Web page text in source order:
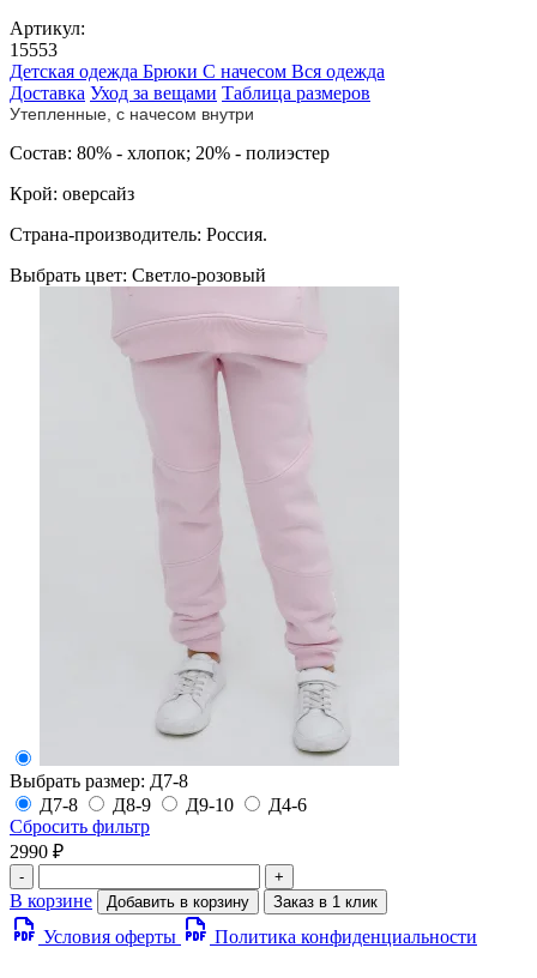
Артикул:
15553
Детская одежда Брюки С начесом Вся одежда
Доставка Уход за вещами Таблица размеров
Утепленные, с начесом внутри
Cостав: 80% - хлопок; 20% - полиэстер
Крой: оверсайз
Страна-производитель: Россия.
Выбрать цвет: Светло-розовый
Выбрать размер: Д7-8
Д7-8
Д8-9 Д9-10
Д4-6
Сбросить фильтр
2990 ₽
- +
В корзине Добавить в корзину Заказ в 1 клик
Условия оферты Политика конфиденциальности